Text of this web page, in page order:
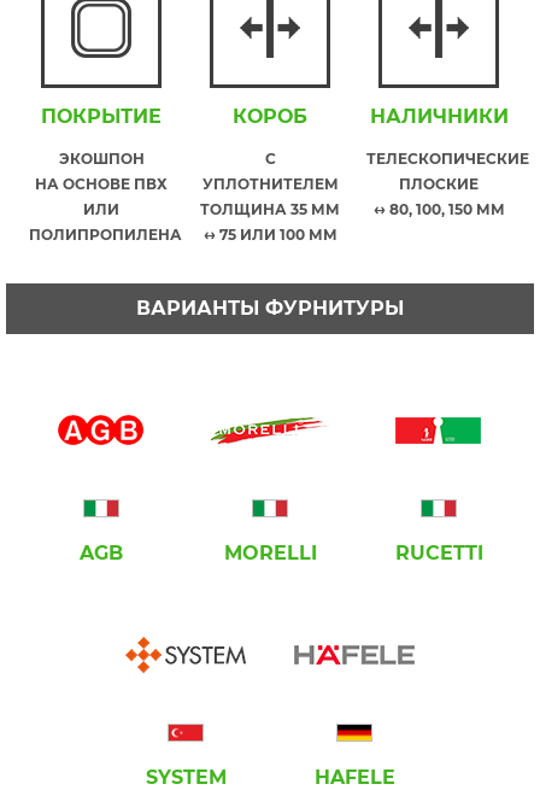
ПОКРЫТИЕ
ЭКОШПОН
НА ОСНОВЕ ПВХ
ИЛИ
ПОЛИПРОПИЛЕНА
КОРОБ
С
УПЛОТНИТЕЛЕМ
ТОЛЩИНА 35 ММ
↔ 75 ИЛИ 100 ММ
НАЛИЧНИКИ
ТЕЛЕСКОПИЧЕСКИЕ
ПЛОСКИЕ
↔ 80, 100, 150 ММ
ВАРИАНТЫ ФУРНИТУРЫ
AGB MORELLI RUCETTI
SYSTEM HAFELE